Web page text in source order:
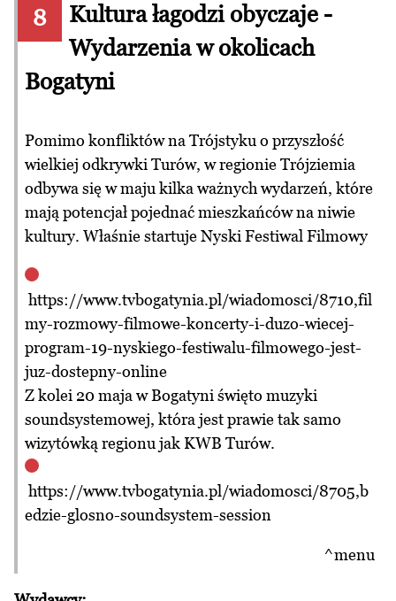
8
Kultura łagodzi obyczaje -
Wydarzenia w okolicach
Bogatyni
Pomimo konfliktów na Trójstyku o przyszłość
wielkiej odkrywki Turów, w regionie Trójziemia
odbywa się w maju kilka ważnych wydarzeń, które
mają potencjał pojednać mieszkańców na niwie
kultury. Właśnie startuje Nyski Festiwal Filmowy
https://www.tvbogatynia.pl/wiadomosci/8710,fil
my-rozmowy-filmowe-koncerty-i-duzo-wiecej-
program-19-nyskiego-festiwalu-filmowego-jest-
juz-dostepny-online
Z kolei 20 maja w Bogatyni święto muzyki
soundsystemowej, która jest prawie tak samo
wizytówką regionu jak KWB Turów.
https://www.tvbogatynia.pl/wiadomosci/8705,b
edzie-glosno-soundsystem-session
^menu